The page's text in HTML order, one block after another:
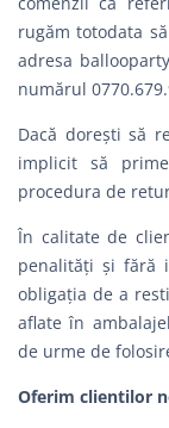
rugăm totodata
adresa
numărul
Dacă dorești să
implicit să
procedura de
În calitate de
penalităţi şi fără
obligația de a
aflate în
de urme de
Oferim clientilor